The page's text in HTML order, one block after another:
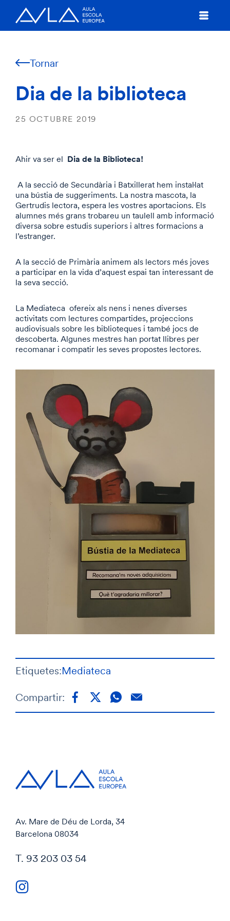
Tornar
Dia de la biblioteca
25 OCTUBRE 2019
Ahir va ser el Dia de la Biblioteca!
A la secció de Secundària i Batxillerat hem instal·lat
una bústia de suggeriments. La nostra mascota, la
Gertrudis lectora, espera les vostres aportacions. Els
alumnes més grans trobareu un taulell amb informació
diversa sobre estudis superiors i altres formacions a
l’estranger.
A la secció de Primària animem als lectors més joves
a participar en la vida d’aquest espai tan interessant de
la seva secció.
La Mediateca ofereix als nens i nenes diverses
activitats com lectures compartides, projeccions
audiovisuals sobre les biblioteques i també jocs de
descoberta. Algunes mestres han portat llibres per
recomanar i compatir les seves propostes lectores.
Etiquetes:Mediateca
Compartir:
Av. Mare de Déu de Lorda, 34
Barcelona 08034
T. 93 203 03 54